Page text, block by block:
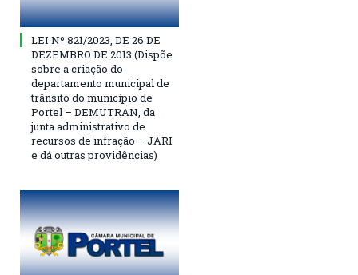
LEI Nº 821/2023, DE 26 DE
DEZEMBRO DE 2013 (Dispõe
sobre a criação do
departamento municipal de
trânsito do município de
Portel – DEMUTRAN, da
junta administrativo de
recursos de infração – JARI
e dá outras providências)